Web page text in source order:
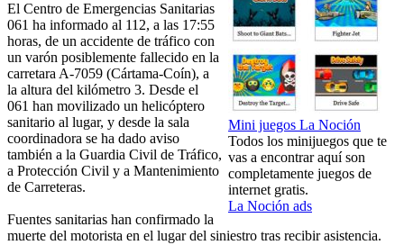
Mini juegos La Noción
Todos los minijuegos que te
vas a encontrar aquí son
completamente juegos de
internet gratis.
La Noción ads
El Centro de Emergencias Sanitarias
061 ha informado al 112, a las 17:55
horas, de un accidente de tráfico con
un varón posiblemente fallecido en la
carretara A-7059 (Cártama-Coín), a
la altura del kilómetro 3. Desde el
061 han movilizado un helicóptero
sanitario al lugar, y desde la sala
coordinadora se ha dado aviso
también a la Guardia Civil de Tráfico,
a Protección Civil y a Mantenimiento
de Carreteras.
Fuentes sanitarias han confirmado la
muerte del motorista en el lugar del siniestro tras recibir asistencia.